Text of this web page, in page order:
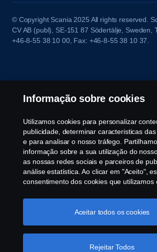
© Copyright Scania 2025 All rights reserved.
CV AB (publ), SE-151 87 Södertälje, Sweden,
+46-8-55 38 10 00, Fax: +46-8-55 38 10 37.
Informação sobre cookies
Utilizamos cookies para personalizar
publicidade, determinar caracteristicas
e para analisar o nosso tráfego.
informação sobre a sua utilização do
as nossas redes sociais e parceiros de
análise estatística. Ao clicar em "Aceito",
consentimento dos cookies que utilizamos
utilizamos os cookies, visite a nossa
ou clique no link em rodapé, ou como
Rejeitar Todos
Aceitar todos os cookies